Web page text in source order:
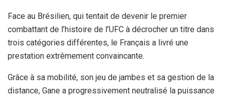
Face au Brésilien, qui tentait de devenir le premier
combattant de l’histoire de l’UFC à décrocher un titre dans
trois catégories différentes, le Français a livré une
prestation extrêmement convaincante.
Grâce à sa mobilité, son jeu de jambes et sa gestion de la
distance, Gane a progressivement neutralisé la puissance